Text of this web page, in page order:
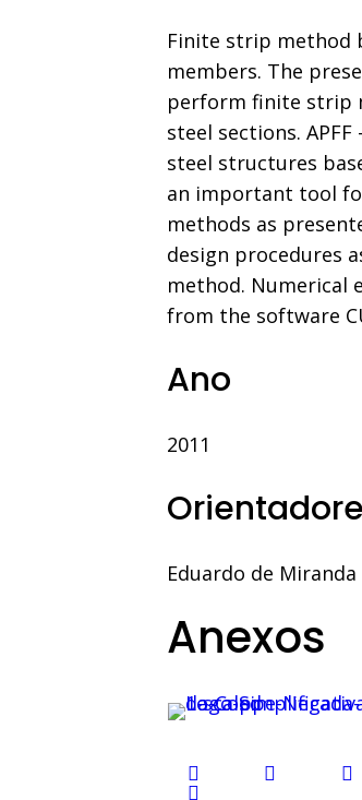
Finite strip method
members. The
perform finite strip
steel sections.
steel structures
an important tool
methods as
design procedures
method. Numerical
from the software
Ano
2011
Eduardo de
Anexos